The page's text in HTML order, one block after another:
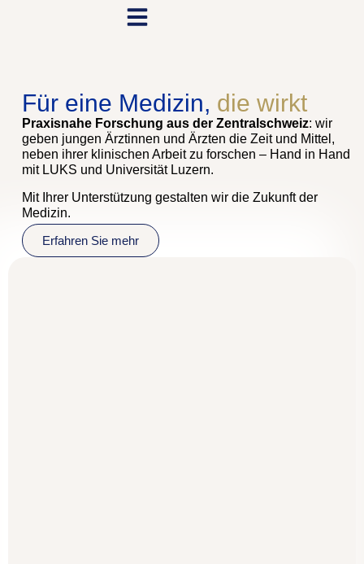
Für eine Medizin, die wirkt
Praxisnahe Forschung aus der Zentralschweiz: wir
geben jungen Ärztinnen und Ärzten die Zeit und Mittel,
neben ihrer klinischen Arbeit zu forschen – Hand in Hand
mit LUKS und Universität Luzern.
Mit Ihrer Unterstützung gestalten wir die Zukunft der
Medizin.
Erfahren Sie mehr